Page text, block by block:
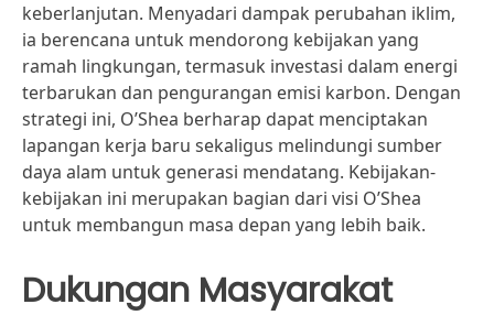
keberlanjutan. Menyadari dampak perubahan iklim,
ia berencana untuk mendorong kebijakan yang
ramah lingkungan, termasuk investasi dalam energi
terbarukan dan pengurangan emisi karbon. Dengan
strategi ini, O’Shea berharap dapat menciptakan
lapangan kerja baru sekaligus melindungi sumber
daya alam untuk generasi mendatang. Kebijakan-
kebijakan ini merupakan bagian dari visi O’Shea
untuk membangun masa depan yang lebih baik.
Dukungan Masyarakat